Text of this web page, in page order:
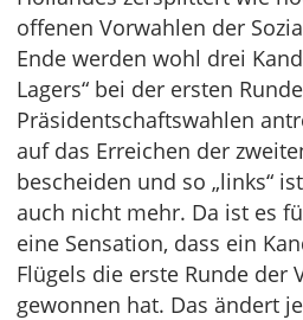
offenen Vorwahlen der
Ende werden wohl drei
Lagers“ bei der ersten
Präsidentschaftswahlen
auf das Erreichen der
bescheiden und so „links“
auch nicht mehr. Da ist es
eine Sensation, dass ein
Flügels die erste Runde der
gewonnen hat. Das ändert